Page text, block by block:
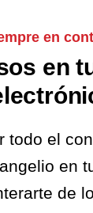
en
en
todo el
en
de